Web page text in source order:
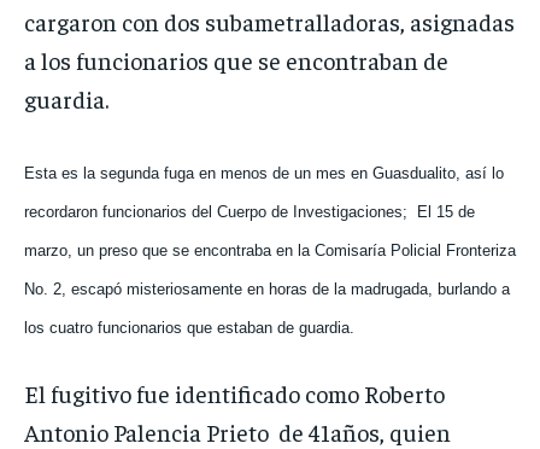
cargaron con dos subametralladoras, asignadas
a los funcionarios que se encontraban de
guardia.
Esta es la segunda fuga en menos de un mes en Guasdualito, así lo
recordaron funcionarios del Cuerpo de Investigaciones; El 15 de
marzo, un preso que se encontraba en la Comisaría Policial Fronteriza
No. 2, escapó misteriosamente en horas de la madrugada, burlando a
los cuatro funcionarios que estaban de guardia.
El fugitivo fue identificado como Roberto
Antonio Palencia Prieto de 41años, quien